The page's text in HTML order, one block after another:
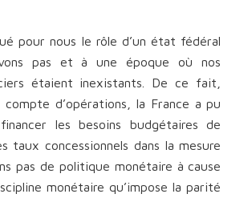
pour nous le rôle d’un état fédéral
pas et à une époque où nos
étaient inexistants. De ce fait,
d’opérations, la France a pu
les besoins budgétaires de
taux concessionnels dans la mesure
pas de politique monétaire à cause
monétaire qu’impose la parité